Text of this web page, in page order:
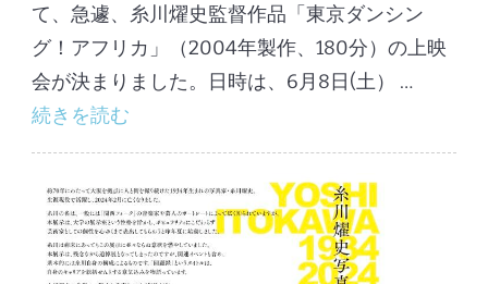
て、急遽、糸川燿史監督作品「東京ダンシン
グ！アフリカ」（2004年製作、180分）の上映
会が決まりました。日時は、6月8日(土） …
続きを読む